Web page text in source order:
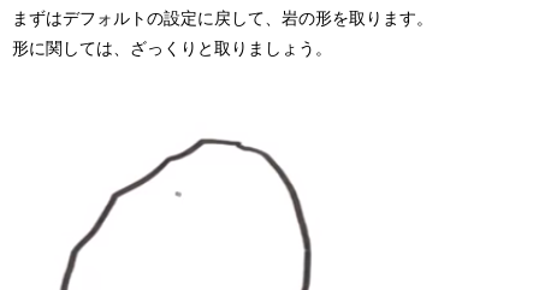
まずはデフォルトの設定に戻して、岩の形を取ります。
形に関しては、ざっくりと取りましょう。